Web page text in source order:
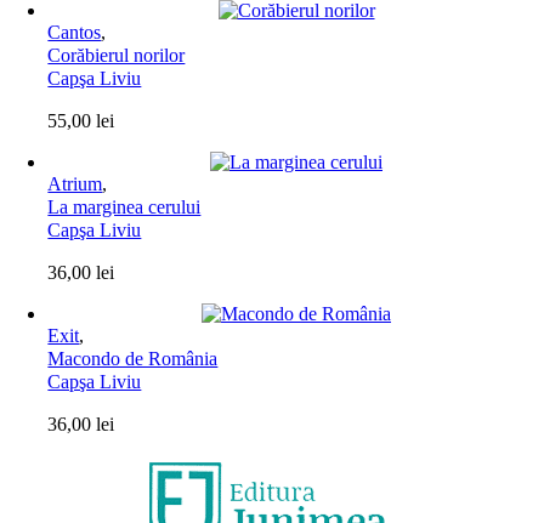
Cantos,
Corăbierul norilor
Capşa Liviu
55,00lei
Atrium,
La marginea cerului
Capşa Liviu
36,00lei
Exit,
Macondo de România
Capşa Liviu
36,00lei